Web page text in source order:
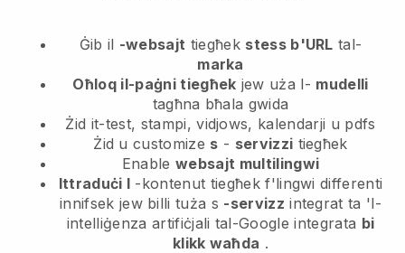
Ġib il -websajt tiegħek stess b'URL tal-
marka
Oħloq il-paġni tiegħek jew uża l- mudelli
tagħna bħala gwida
Żid it-test, stampi, vidjows, kalendarji u pdfs
Żid u customize s - servizzi tiegħek
Enablewebsajt multilingwi
Ittraduċi l -kontenut tiegħek f'lingwi differenti
innifsek jew billi tuża s -servizz integrat ta 'l-
intelliġenza artifiċjali tal-Google integrata bi
klikk waħda .